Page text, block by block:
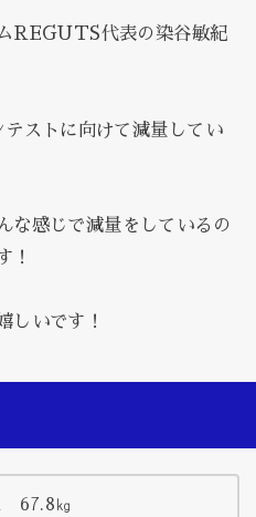
REGUTS代表の染谷敏紀
ストに向けて減量してい
な感じで減量をしているの
！
しいです！
㎏